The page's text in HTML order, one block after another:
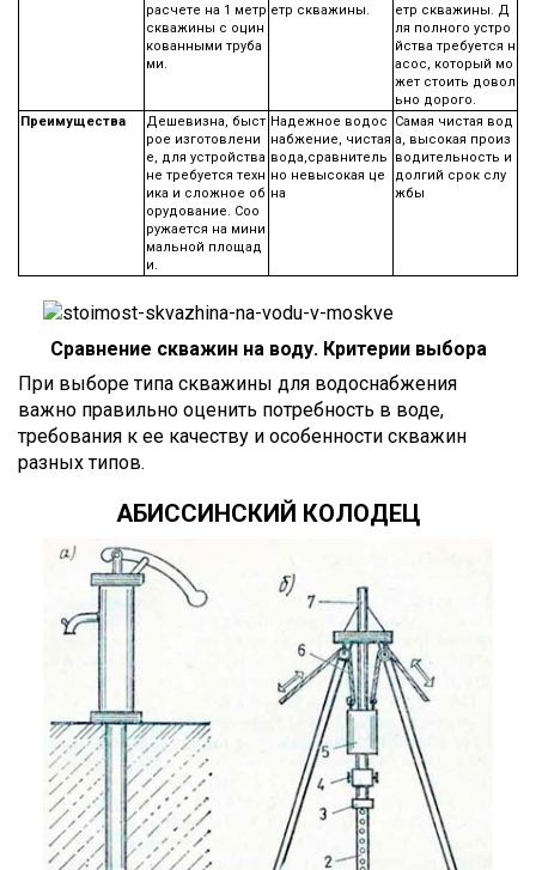
расчете на 1 метр
скважины с оцин
кованными труба
ми.
етр скважины.
етр скважины. Д
ля полного устро
йства требуется н
асос, который мо
жет стоить довол
ьно дорого.
Преимущества
Дешевизна, быст
рое изготовлени
е, для устройства
не требуется техн
ика и сложное об
орудование. Соо
ружается на мини
мальной площад
и.
Надежное водос
набжение, чистая
вода,сравнитель
но невысокая це
на
Самая чистая вод
а, высокая произ
водительность и
долгий срок слу
жбы
Сравнение скважин на воду. Критерии выбора
При выборе типа скважины для водоснабжения
важно правильно оценить потребность в воде,
требования к ее качеству и особенности скважин
разных типов.
АБИССИНСКИЙ КОЛОДЕЦ